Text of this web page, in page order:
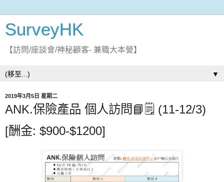
SurveyHK
【訪問/座談會/神秘顧客- 兼職大本營】
▼
2019年3月5日 星期二
ANK.保險產品 個人訪問📘🗒 (11-12/3)
[酬金: $900-$1200]